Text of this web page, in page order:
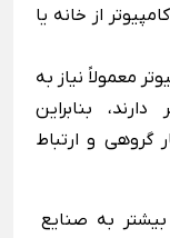
از خانه یا
معمولاً نیاز به
بنابراین
گروهی و ارتباط
به صنایع